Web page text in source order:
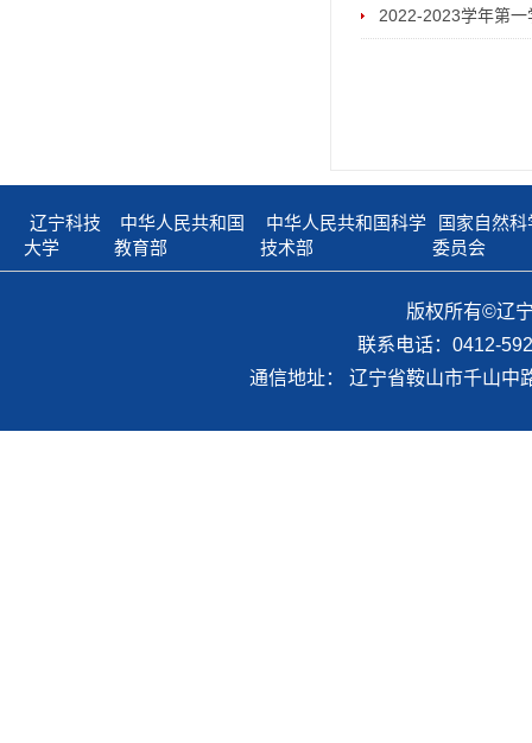
2022-2023学年第一
辽宁科技
大学
中华人民共和国
教育部
中华人民共和国科学
技术部
国家自然
委员会
版权所有©辽
联系电话：0412-
通信地址： 辽宁省鞍山市千山中